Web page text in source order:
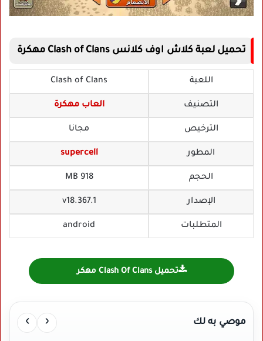
تحميل لعبة كلاش اوف كلانس Clash of Clans مهكرة
اللعبة Clash of Clans
التصنيف العاب مهكرة
الترخيص مجانا
المطور supercell
الحجم 918 MB
الإصدار v18.367.1
المتطلبات android
تحميل Clash Of Clans مهكر
موصي به لك ‹
›